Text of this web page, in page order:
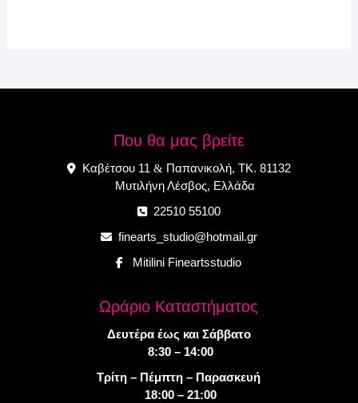
Που θα μας βρείτε
Καβέτσου 11 & Παπανικολή, ΤΚ. 81132
Μυτιλήνη Λέσβος, Ελλάδα
22510 55100
finearts_studio@hotmail.gr
Mitilini Fineartsstudio
Ωράριο Καταστήματος
Δευτέρα έως και Σάββατο
8:30 – 14:00
Τρίτη – Πέμπτη – Παρασκευή
18:00 – 21:00